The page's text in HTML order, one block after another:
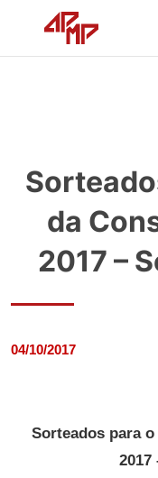
da
2017 –
04/10/2017
Sorteados para
2017